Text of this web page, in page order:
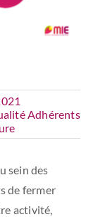
Adhérents
sein des
de fermer
activité,